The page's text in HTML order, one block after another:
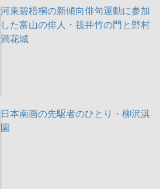
河東碧梧桐の新傾向俳句運動に参加
した富山の俳人・筏井竹の門と野村
満花城
日本南画の先駆者のひとり・柳沢淇
園